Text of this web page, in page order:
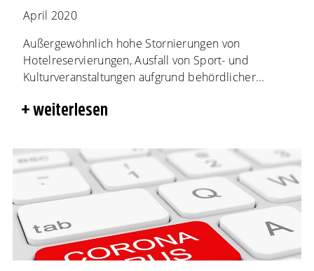
April 2020
Außergewöhnlich hohe Stornierungen von
Hotelreservierungen, Ausfall von Sport- und
Kulturveranstaltungen aufgrund behördlicher...
weiterlesen